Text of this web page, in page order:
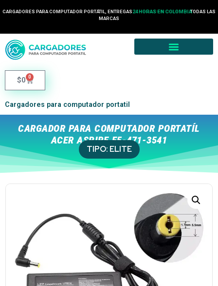
CARGADORES PARA COMPUTADOR PORTÁTIL, ENTREGAS 24 HORAS EN COLOMBIATODAS LAS
MARCAS
$0 0
Cargadores para computador portatil
CARGADOR PARA COMPUTADOR PORTATÍL
ACER ASPIRE E5-471-3541
TIPO: ELITE